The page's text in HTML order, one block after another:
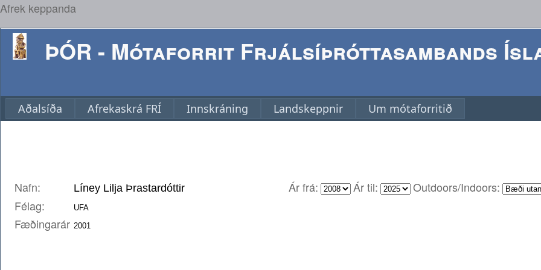
Afrek keppanda
ÞÓR - Mótaforrit Frjálsíþróttasambands
Aðalsíða Afrekaskrá FRÍ Innskráning Landskeppnir Um mótaforritið
Nafn: Ár frá: Ár til:
Outdoors/Indoors:
Félag:
Fæðingarár